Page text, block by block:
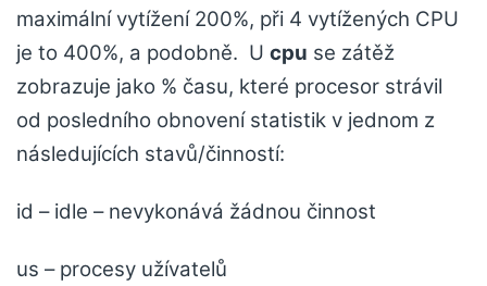
maximální vytížení 200%, při 4 vytížených CPU
je to 400%, a podobně. U cpu se zátěž
zobrazuje jako % času, které procesor strávil
od posledního obnovení statistik v jednom z
následujících stavů/činností:
id – idle – nevykonává žádnou činnost
us – procesy užívatelů